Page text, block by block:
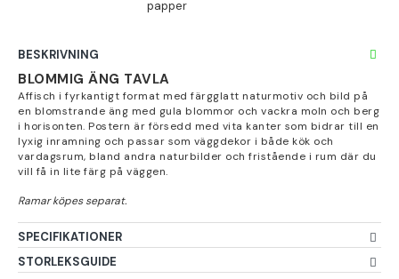
BESKRIVNING
BLOMMIG ÄNG TAVLA
Affisch i fyrkantigt format med färgglatt naturmotiv och bild på
en blomstrande äng med gula blommor och vackra moln och berg
i horisonten. Postern är försedd med vita kanter som bidrar till en
lyxig inramning och passar som väggdekor i både kök och
vardagsrum, bland andra naturbilder och fristående i rum där du
vill få in lite färg på väggen.
SPECIFIKATIONER
STORLEKSGUIDE